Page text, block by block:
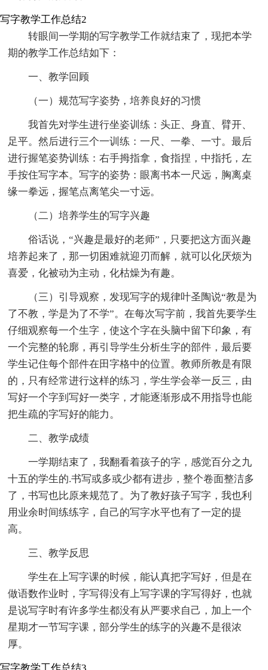
写字教学工作总结2
转眼间一学期的写字教学工作就结束了，现把本学
期的教学工作总结如下：
一、教学回顾
（一）规范写字姿势，培养良好的习惯
我首先对学生进行坐姿训练：头正、身直、臂开、
足平。然后进行三个一训练：一尺、一拳、一寸。最后
进行握笔姿势训练：右手拇指拿，食指捏，中指托，左
手按住写字本。写字的姿势：眼离书本一尺远，胸离桌
缘一拳远，握笔点离笔尖一寸远。
（二）培养学生的写字兴趣
俗话说，“兴趣是最好的老师”，只要把这方面兴趣
培养起来了，那一切困难就迎刃而解，就可以化厌烦为
喜爱，化被动为主动，化枯燥为有趣。
（三）引导观察，发现写字的规律叶圣陶说“教是为
了不教，学是为了不学”。在每次写字前，我首先要学生
仔细观察每一个生字，使这个字在头脑中留下印象，有
一个完整的轮廓，再引导学生分析生字的部件，最后要
学生记住每个部件在田字格中的位置。教师所教是有限
的，只有经常进行这样的练习，学生学会举一反三，由
写好一个字到写好一类字，才能逐渐形成不用指导也能
把生疏的字写好的能力。
二、教学成绩
一学期结束了，我翻看着孩子的字，感觉百分之九
十五的学生的.书写或多或少都有进步，整个卷面整洁多
了，书写也比原来规范了。为了教好孩子写字，我也利
用业余时间练练字，自己的写字水平也有了一定的提
高。
三、教学反思
学生在上写字课的时候，能认真把字写好，但是在
做语数作业时，字写得没有上写字课的字写得好，也就
是说写字时有许多学生都没有从严要求自己，加上一个
星期才一节写字课，部分学生的练字的兴趣不是很浓
厚。